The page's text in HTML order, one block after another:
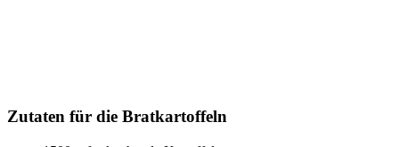
Zutaten für die Bratkartoffeln